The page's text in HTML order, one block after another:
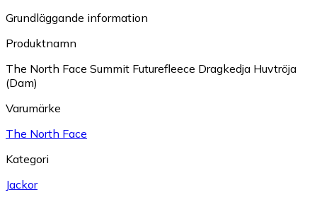
Grundläggande information
Produktnamn
The North Face Summit Futurefleece Dragkedja Huvtröja
(Dam)
Varumärke
The North Face
Kategori
Jackor